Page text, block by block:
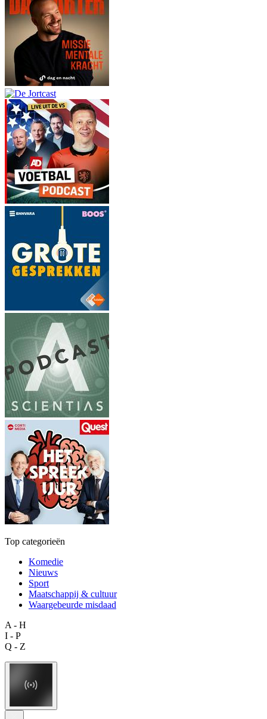
Top categorieën
Komedie
Nieuws
Sport
Maatschappij & cultuur
Waargebeurde misdaad
A - H
I - P
Q - Z